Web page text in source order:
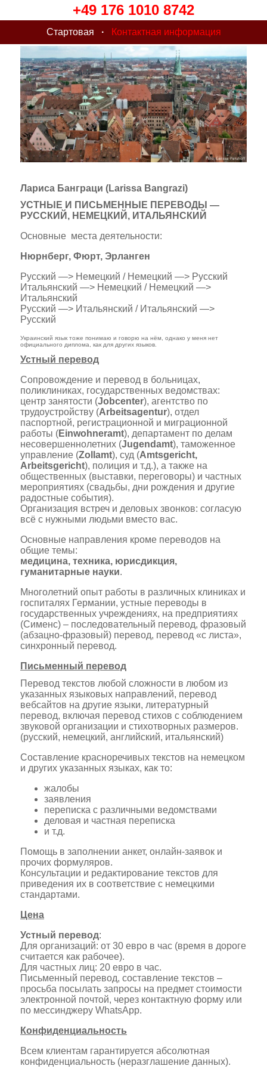
+49 176 1010 8742
Стартовая · Контактная информация
Лариса Банграци (Larissa Bangrazi)
УСТНЫЕ И ПИСЬМЕННЫЕ ПЕРЕВОДЫ —
РУССКИЙ, НЕМЕЦКИЙ, ИТАЛЬЯНСКИЙ
Основные места деятельности:
Нюрнберг, Фюрт, Эрланген
Русский —> Немецкий / Немецкий —> Русский
Итальянский —> Немецкий / Немецкий —>
Итальянский
Русский —> Итальянский / Итальянский —>
Русский
Украинский язык тоже понимаю и говорю на нём, однако у меня нет
официального диплома, как для других языков.
Устный перевод
Сопровождение и перевод в больницах,
поликлиниках, государственных ведомствах:
центр занятости (Jobcenter), агентство по
трудоустройству (Arbeitsagentur), отдел
паспортной, регистрационной и миграционной
работы (Einwohneramt), департамент по делам
несовершеннолетних (Jugendamt), таможенное
управление (Zollamt), суд (Amtsgericht,
Arbeitsgericht), полиция и т.д.), а также на
общественных (выставки, переговоры) и частных
мероприятиях (свадьбы, дни рождения и другие
радостные события).
Организация встреч и деловых звонков: согласую
всё с нужными людьми вместо вас.
Основные направления кроме переводов на
общие темы:
медицина, техника, юрисдикция,
гуманитарные науки.
Многолетний опыт работы в различных клиниках и
госпиталях Германии, устные переводы в
государственных учреждениях, на предприятиях
(Сименс) – последовательный перевод, фразовый
(абзацно-фразовый) перевод, перевод «с листа»,
синхронный перевод.
Письменный перевод
Перевод текстов любой сложности в любом из
указанных языковых направлений, перевод
вебсайтов на другие языки, литературный
перевод, включая перевод стихов с соблюдением
звуковой организации и стихотворных размеров.
(русский, немецкий, английский, итальянский)
Составление красноречивых текстов на немецком
и других указанных языках, как то:
жалобы
заявления
переписка с различными ведомствами
деловая и частная переписка
и т.д.
Помощь в заполнении анкет, онлайн-заявок и
прочих формуляров.
Консультации и редактирование текстов для
приведения их в соответствие с немецкими
стандартами.
Цена
Устный перевод:
Для организаций: от 30 евро в час (время в дороге
считается как рабочее).
Для частных лиц: 20 евро в час.
Письменный перевод, составление текстов –
просьба посылать запросы на предмет стоимости
электронной почтой, через контактную форму или
по мессинджеру WhatsApp.
Конфиденциальность
Всем клиентам гарантируется абсолютная
конфиденциальность (неразглашение данных).